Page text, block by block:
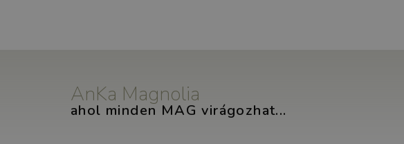
AnKa Magnolia
ahol minden MAG virágozhat...